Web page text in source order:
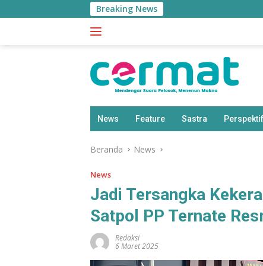
ke
Breaking News BPS:
News Feature Sastra Perspektif
Beranda News
News
Jadi Tersangka
Satpol PP Ternate
Redaksi
6 Maret 2025